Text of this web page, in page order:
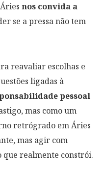
nos convida a
se a pressa não tem
reavaliar escolhas e
ligadas à
pessoal
mas como um
retrógrado em Áries
mas agir com
que realmente constrói.